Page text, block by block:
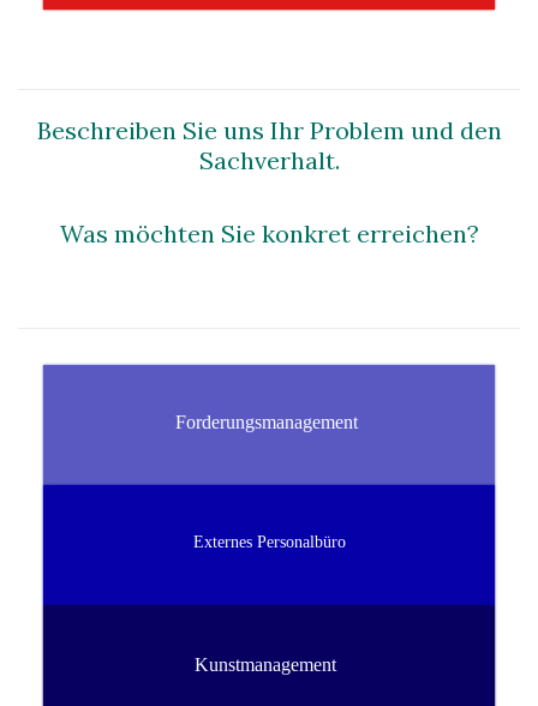
Beschreiben Sie uns Ihr Problem und den
Sachverhalt.
Was möchten Sie konkret erreichen?
Forderungsmanagement
Externes Personalbüro
Kunstmanagement